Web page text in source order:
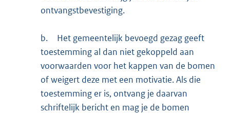
ontvangstbevestiging.
b.
Het gemeentelijk bevoegd gezag geeft
toestemming al dan niet gekoppeld aan
voorwaarden voor het kappen van de bomen
of weigert deze met een motivatie. Als die
toestemming er is, ontvang je daarvan
schriftelijk bericht en mag je de bomen